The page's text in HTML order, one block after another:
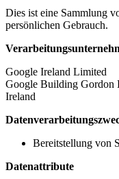
Dies ist eine Sammlung
persönlichen Gebrauch.
Google Ireland Limited
Google Building Gordon
Ireland
Bereitstellung von
Datenattribute